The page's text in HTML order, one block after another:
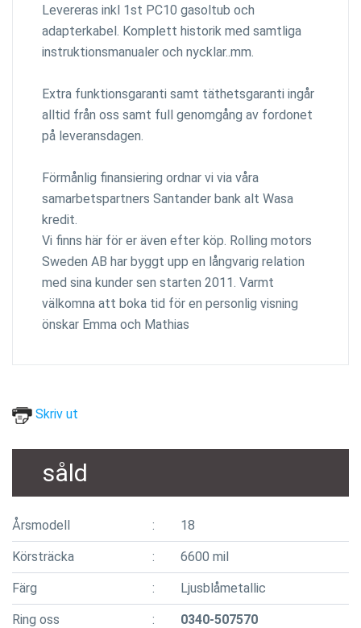
Levereras inkl 1st PC10 gasoltub och
adapterkabel. Komplett historik med samtliga
instruktionsmanualer och nycklar..mm.
Extra funktionsgaranti samt täthetsgaranti ingår
alltid från oss samt full genomgång av fordonet
på leveransdagen.
Förmånlig finansiering ordnar vi via våra
samarbetspartners Santander bank alt Wasa
kredit.
Vi finns här för er även efter köp. Rolling motors
Sweden AB har byggt upp en långvarig relation
med sina kunder sen starten 2011. Varmt
välkomna att boka tid för en personlig visning
önskar Emma och Mathias
Skriv ut
såld
Årsmodell 18
Körsträcka 6600 mil
Färg Ljusblåmetallic
Ring oss 0340-507570